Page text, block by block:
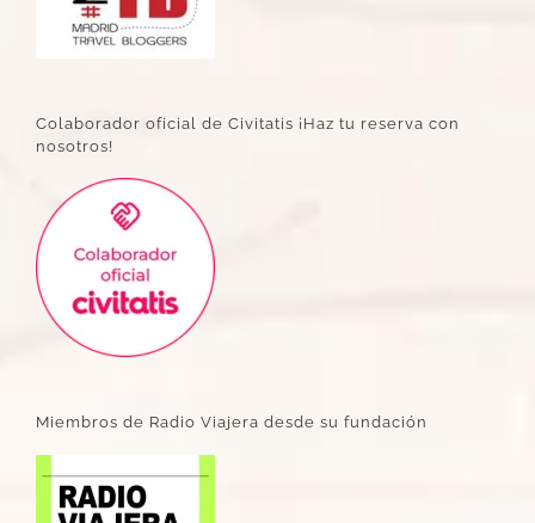
Colaborador oficial de Civitatis ¡Haz tu reserva con
nosotros!
Miembros de Radio Viajera desde su fundación